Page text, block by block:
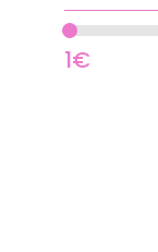
iams
1€